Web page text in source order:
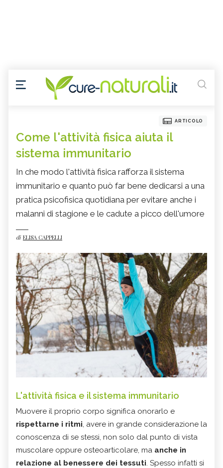
ARTICOLO
Come l'attività fisica aiuta il
sistema immunitario
In che modo l'attività fisica rafforza il sistema
immunitario e quanto può far bene dedicarsi a una
pratica psicofisica quotidiana per evitare anche i
malanni di stagione e le cadute a picco dell'umore
di ELISA CAPPELLI
L'attività fisica e il sistema immunitario
Muovere il proprio corpo significa onorarlo e
rispettarne i ritmi, avere in grande considerazione la
conoscenza di se stessi, non solo dal punto di vista
muscolare oppure osteoarticolare, ma anche in
relazione al benessere dei tessuti. Spesso infatti si